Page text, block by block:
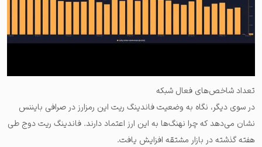
تعداد شاخص‌های فعال شبکه
در سوی دیگر، نگاه به وضعیت فاندینگ ریت این رمزارز در صرافی بایننس
نشان می‌دهد که چرا نهنگ‌ها به این ارز اعتماد دارند. فاندینگ ریت دوج طی
هفته گذشته در بازار مشتقه افزایش یافت.